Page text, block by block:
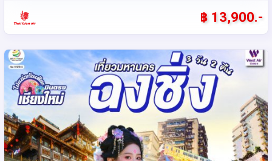
฿ 13,900.-